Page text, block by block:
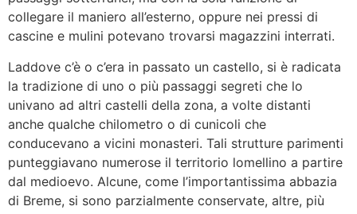
collegare il maniero all’esterno, oppure nei pressi di
cascine e mulini potevano trovarsi magazzini interrati.
Laddove c’è o c’era in passato un castello, si è radicata
la tradizione di uno o più passaggi segreti che lo
univano ad altri castelli della zona, a volte distanti
anche qualche chilometro o di cunicoli che
conducevano a vicini monasteri. Tali strutture parimenti
punteggiavano numerose il territorio lomellino a partire
dal medioevo. Alcune, come l’importantissima abbazia
di Breme, si sono parzialmente conservate, altre, più